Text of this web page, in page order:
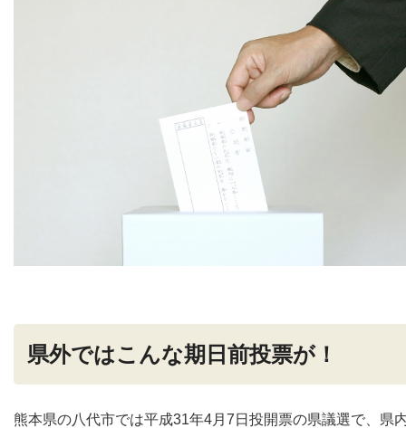
県外ではこんな期日前投票が！
熊本県の八代市では平成31年4月7日投開票の県議選で、県